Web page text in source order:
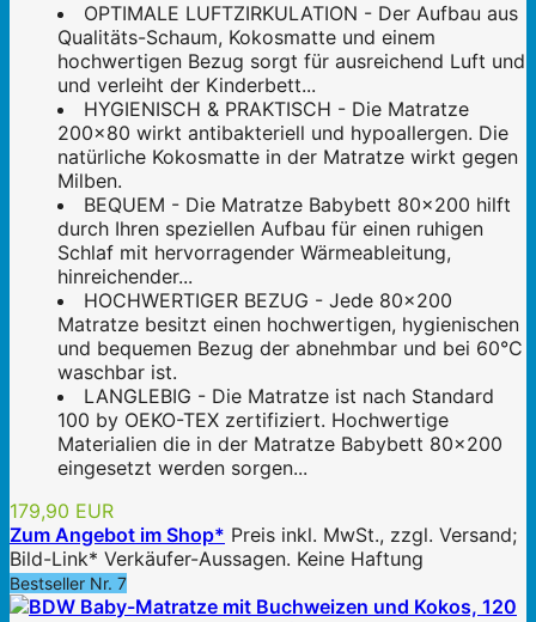
OPTIMALE LUFTZIRKULATION - Der Aufbau aus
Qualitäts-Schaum, Kokosmatte und einem
hochwertigen Bezug sorgt für ausreichend Luft und
und verleiht der Kinderbett...
HYGIENISCH & PRAKTISCH - Die Matratze
200x80 wirkt antibakteriell und hypoallergen. Die
natürliche Kokosmatte in der Matratze wirkt gegen
Milben.
BEQUEM - Die Matratze Babybett 80x200 hilft
durch Ihren speziellen Aufbau für einen ruhigen
Schlaf mit hervorragender Wärmeableitung,
hinreichender...
HOCHWERTIGER BEZUG - Jede 80x200
Matratze besitzt einen hochwertigen, hygienischen
und bequemen Bezug der abnehmbar und bei 60°C
waschbar ist.
LANGLEBIG - Die Matratze ist nach Standard
100 by OEKO-TEX zertifiziert. Hochwertige
Materialien die in der Matratze Babybett 80x200
eingesetzt werden sorgen...
179,90 EUR
Zum Angebot im Shop* Preis inkl. MwSt., zzgl. Versand;
Bild-Link* Verkäufer-Aussagen. Keine Haftung
Bestseller Nr. 7